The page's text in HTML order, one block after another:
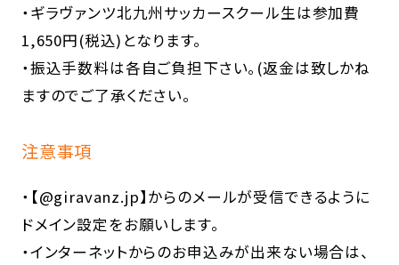
・ギラヴァンツ北九州サッカースクール生は参加費
1,650円(税込)となります。
・振込手数料は各自ご負担下さい。(返金は致しかね
ますのでご了承ください。
注意事項
・【@giravanz.jp】からのメールが受信できるように
ドメイン設定をお願いします。
・インターネットからのお申込みが出来ない場合は、